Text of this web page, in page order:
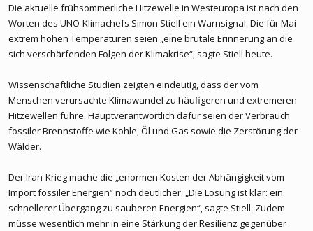
Die aktuelle frühsommerliche Hitzewelle in Westeuropa ist nach den
Worten des UNO-Klimachefs Simon Stiell ein Warnsignal. Die für Mai
extrem hohen Temperaturen seien „eine brutale Erinnerung an die
sich verschärfenden Folgen der Klimakrise“, sagte Stiell heute.
Wissenschaftliche Studien zeigten eindeutig, dass der vom
Menschen verursachte Klimawandel zu häufigeren und extremeren
Hitzewellen führe. Hauptverantwortlich dafür seien der Verbrauch
fossiler Brennstoffe wie Kohle, Öl und Gas sowie die Zerstörung der
Wälder.
Der Iran-Krieg mache die „enormen Kosten der Abhängigkeit vom
Import fossiler Energien“ noch deutlicher. „Die Lösung ist klar: ein
schnellerer Übergang zu sauberen Energien“, sagte Stiell. Zudem
müsse wesentlich mehr in eine Stärkung der Resilienz gegenüber